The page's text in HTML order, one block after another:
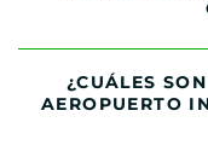
¿CUÁLES
AEROPUERTO